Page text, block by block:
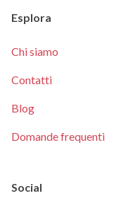
Esplora
Chi siamo
Contatti
Blog
Domande frequenti
Social